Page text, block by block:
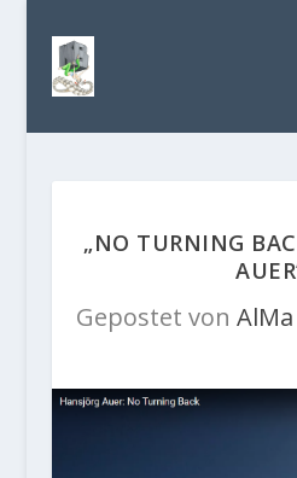
„NO TURNING
Gepostet von AlMa